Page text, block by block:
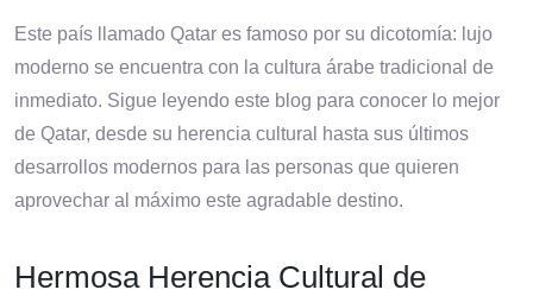
Este país llamado Qatar es famoso por su dicotomía: lujo
moderno se encuentra con la cultura árabe tradicional de
inmediato. Sigue leyendo este blog para conocer lo mejor
de Qatar, desde su herencia cultural hasta sus últimos
desarrollos modernos para las personas que quieren
aprovechar al máximo este agradable destino.
Hermosa Herencia Cultural de